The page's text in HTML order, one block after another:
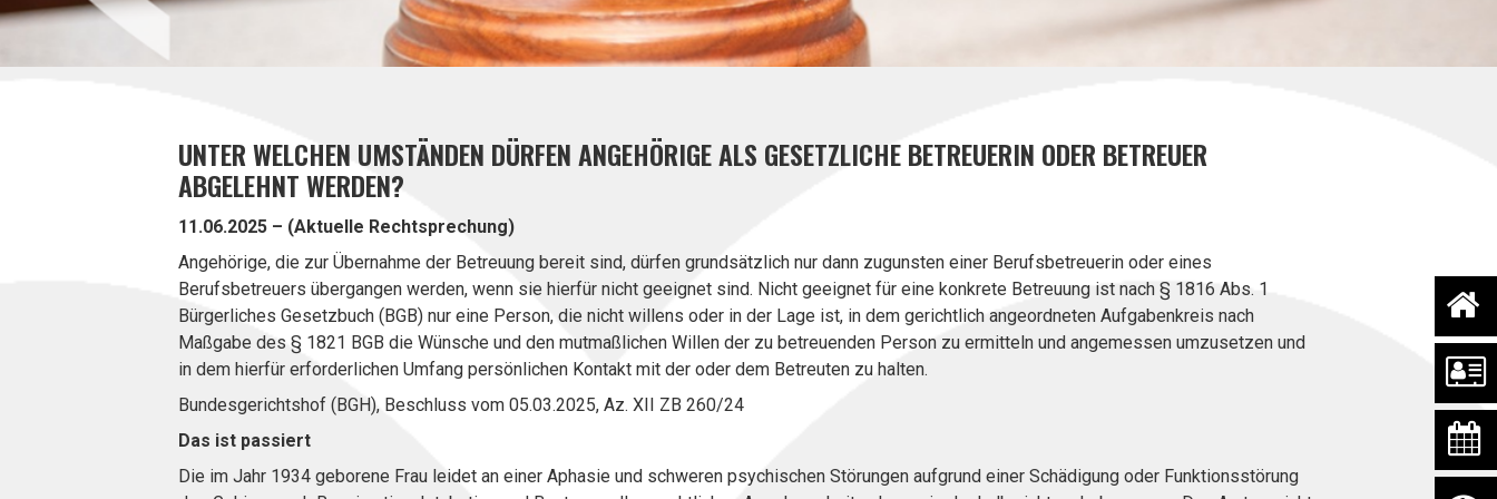
UNTER WELCHEN UMSTÄNDEN DÜRFEN ANGEHÖRIGE ALS GESETZLICHE BETREUERIN ODER BETREUER
ABGELEHNT WERDEN?
11.06.2025 – (Aktuelle Rechtsprechung)
Angehörige, die zur Übernahme der Betreuung bereit sind, dürfen grundsätzlich nur dann zugunsten einer Berufsbetreuerin oder eines
Berufsbetreuers übergangen werden, wenn sie hierfür nicht geeignet sind. Nicht geeignet für eine konkrete Betreuung ist nach § 1816 Abs. 1
Bürgerliches Gesetzbuch (BGB) nur eine Person, die nicht willens oder in der Lage ist, in dem gerichtlich angeordneten Aufgabenkreis nach
Maßgabe des § 1821 BGB die Wünsche und den mutmaßlichen Willen der zu betreuenden Person zu ermitteln und angemessen umzusetzen und
in dem hierfür erforderlichen Umfang persönlichen Kontakt mit der oder dem Betreuten zu halten.
Bundesgerichtshof (BGH), Beschluss vom 05.03.2025, Az. XII ZB 260/24
Das ist passiert
Die im Jahr 1934 geborene Frau leidet an einer Aphasie und schweren psychischen Störungen aufgrund einer Schädigung oder Funktionsstörung